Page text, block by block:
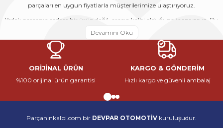
Ürün fiyatı diğer sitelerden daha pahalı.
Bu ürüne benzer farklı alternatifler olmalı.
parçaları en uygun fiyatlarla müşterilerimize ulaştırıyoruz.
Yedek parçanın sadece bir ürün değil, aracın kalbi olduğuna inanıyoruz. Bu
nedenle her siparişi, bir aracın yeniden hayata dönmesine katkı sağlayacak
önemli bir adım olarak görüyoruz. Geniş ürün yelpazemiz, uzman
kadromuz ve güçlü tedarik ağımız sayesinde hem bireysel kullanıcıların
hem de servislerin tüm ihtiyaçlarına çözüm sunuyoruz.
Parçanınkalbi.com, otomotiv yedek parça sektöründe güvenilir, hızlı ve
kaliteli hizmet sunmak amacıyla kurulmuş öncü bir e-ticaret
parçaları en uygun fiyatlarla müşterilerimize ulaştırıyoruz.
Yedek parçanın sadece bir ürün değil, aracın kalbi olduğuna inanıyoruz. Bu
nedenle her siparişi, bir aracın yeniden hayata dönmesine katkı sağlayacak
ORİJİNAL ÜRÜN
%100 orijinal ürün garantisi
KARGO & GÖNDERİM
Hızlı kargo ve güvenli ambalaj
Parçanınkalbi.com bir DEVPAR OTOMOTİV kuruluşudur.